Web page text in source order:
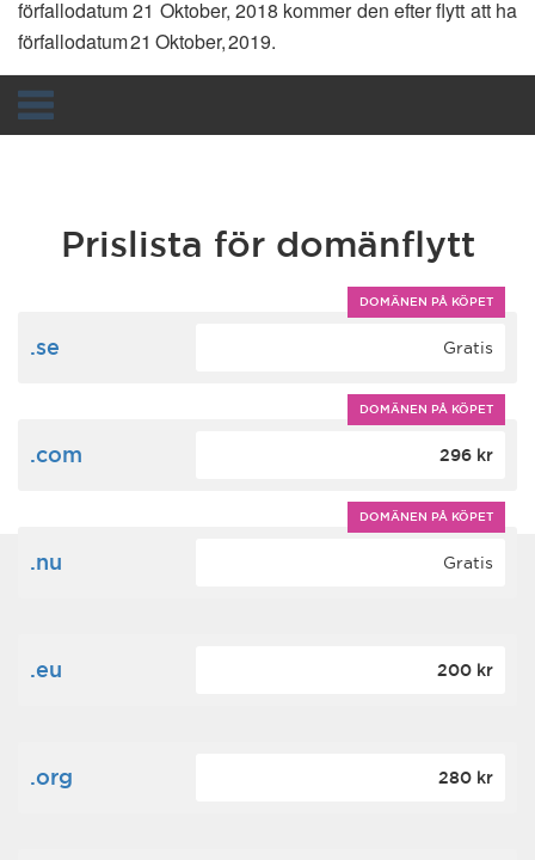
förfallodatum 21 Oktober, 2018 kommer den efter flytt att ha
förfallodatum 21 Oktober, 2019.
Prislista för domänflytt
DOMÄNEN PÅ KÖPET
.se Gratis
DOMÄNEN PÅ KÖPET
.com 296 kr
DOMÄNEN PÅ KÖPET
.nu Gratis
.eu 200 kr
.org 280 kr